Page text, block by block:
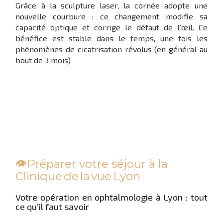
Grâce à la sculpture laser, la cornée adopte une
nouvelle courbure : ce changement modifie sa
capacité optique et corrige le défaut de l’œil. Ce
bénéfice est stable dans le temps, une fois les
phénomènes de cicatrisation révolus (en général au
bout de 3 mois)
👁️Préparer votre séjour à la
Clinique de la vue Lyon
Votre opération en ophtalmologie à Lyon : tout
ce qu’il faut savoir